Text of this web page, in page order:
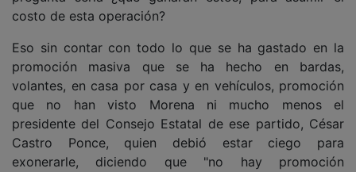
costo de esta operación?
Eso sin contar con todo lo que se ha gastado en la
promoción masiva que se ha hecho en bardas,
volantes, en casa por casa y en vehículos, promoción
que no han visto Morena ni mucho menos el
presidente del Consejo Estatal de ese partido, César
Castro Ponce, quien debió estar ciego para
exonerarle, diciendo que "no hay promoción